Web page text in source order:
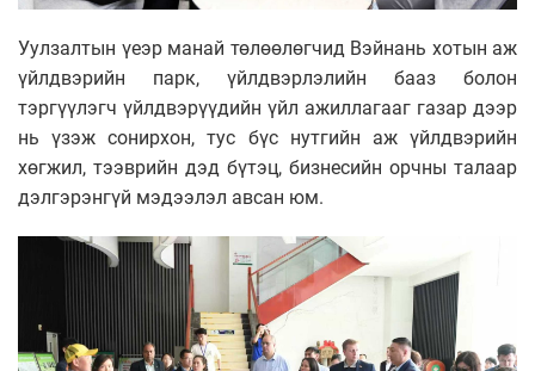
Уулзалтын үеэр манай төлөөлөгчид Вэйнань хотын аж
үйлдвэрийн парк, үйлдвэрлэлийн бааз болон
тэргүүлэгч үйлдвэрүүдийн үйл ажиллагааг газар дээр
нь үзэж сонирхон, тус бүс нутгийн аж үйлдвэрийн
хөгжил, тээврийн дэд бүтэц, бизнесийн орчны талаар
дэлгэрэнгүй мэдээлэл авсан юм.